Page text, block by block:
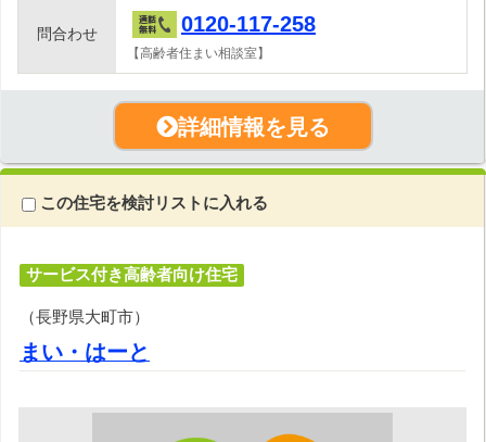
問合わせ 0120-117-258
【高齢者住まい相談室】
詳細情報を見る
この住宅を検討リストに入れる
サービス付き高齢者向け住宅
（長野県大町市）
まい・はーと